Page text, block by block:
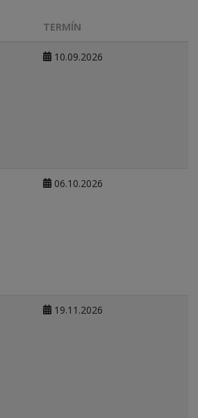
TERMÍN
10.09.2026
06.10.2026
19.11.2026